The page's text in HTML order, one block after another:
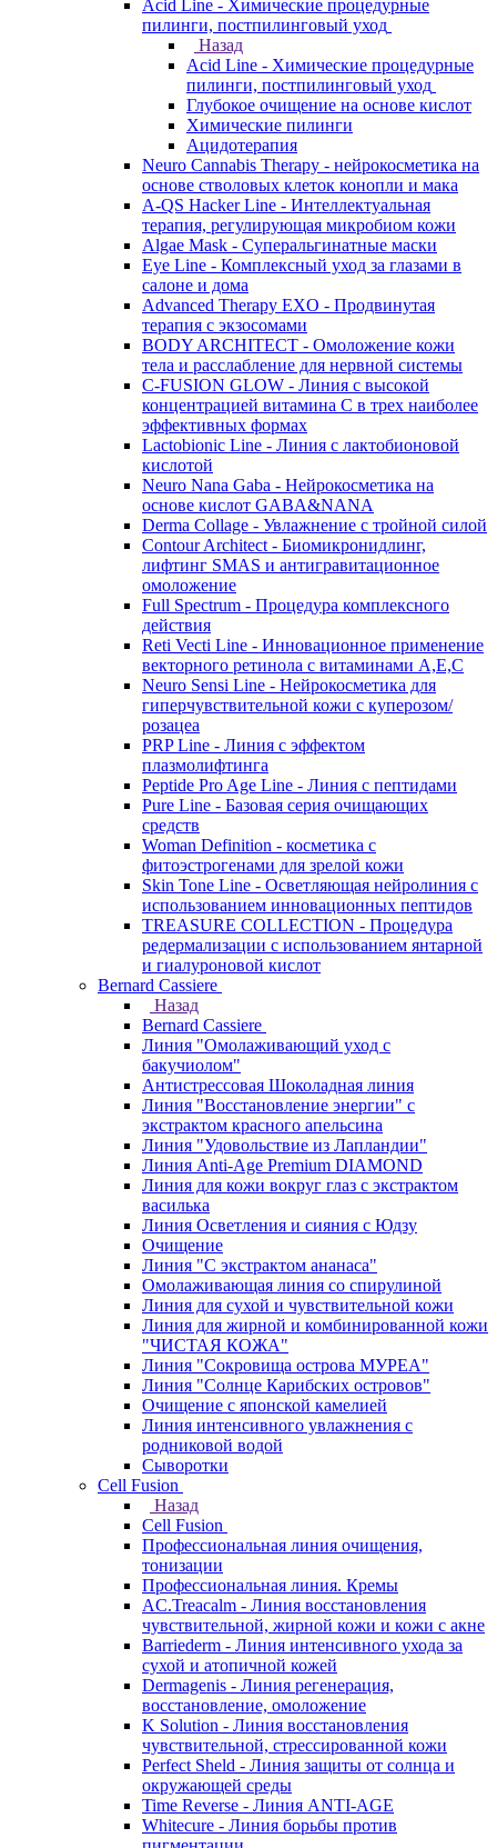
Acid Line - Химические процедурные
пилинги, постпилинговый уход
Назад
Acid Line - Химические процедурные
пилинги, постпилинговый уход
Глубокое очищение на основе кислот
Химические пилинги
Ацидотерапия
Neuro Cannabis Therapy - нейрокосметика на
основе стволовых клеток конопли и мака
A-QS Hacker Line - Интеллектуальная
терапия, регулирующая микробиом кожи
Algae Mask - Суперальгинатные маски
Eye Line - Комплексный уход за глазами в
салоне и дома
Advanced Therapy EXO - Продвинутая
терапия с экзосомами
BODY ARCHITECT - Омоложение кожи
тела и расслабление для нервной системы
C-FUSION GLOW - Линия с высокой
концентрацией витамина C в трех наиболее
эффективных формах
Lactobionic Line - Линия с лактобионовой
кислотой
Neuro Nana Gaba - Нейрокосметика на
основе кислот GABA&NANA
Derma Collage - Увлажнение с тройной силой
Contour Architect - Биомикронидлинг,
лифтинг SMAS и антигравитационное
омоложение
Full Spectrum - Процедура комплексного
действия
Reti Vecti Line - Инновационное применение
векторного ретинола с витаминами A,Е,С
Neuro Sensi Line - Нейрокосметика для
гиперчувствительной кожи с куперозом/
розацеа
PRP Line - Линия с эффектом
плазмолифтинга
Peptide Pro Age Line - Линия с пептидами
Pure Line - Базовая серия очищающих
средств
Woman Definition - косметика с
фитоэстрогенами для зрелой кожи
Skin Tone Line - Осветляющая нейролиния с
использованием инновационных пептидов
TREASURE COLLECTION - Процедура
редермализации с использованием янтарной
и гиалуроновой кислот
Bernard Cassiere
Назад
Bernard Cassiere
Линия "Омолаживающий уход с
бакучиолом"
Антистрессовая Шоколадная линия
Линия "Восстановление энергии" с
экстрактом красного апельсина
Линия "Удовольствие из Лапландии"
Линия Anti-Age Premium DIAMOND
Линия для кожи вокруг глаз с экстрактом
василька
Линия Осветления и сияния с Юдзу
Очищение
Линия "С экстрактом ананаса"
Омолаживающая линия со спирулиной
Линия для сухой и чувствительной кожи
Линия для жирной и комбинированной кожи
"ЧИСТАЯ КОЖА"
Линия "Сокровища острова МУРЕА"
Линия "Солнце Карибских островов"
Очищение с японской камелией
Линия интенсивного увлажнения с
родниковой водой
Сыворотки
Cell Fusion
Назад
Cell Fusion
Профессиональная линия очищения,
тонизации
Профессиональная линия. Кремы
AC.Treacalm - Линия восстановления
чувствительной, жирной кожи и кожи с акне
Barriederm - Линия интенсивного ухода за
сухой и атопичной кожей
Dermagenis - Линия регенерация,
восстановление, омоложение
K Solution - Линия восстановления
чувствительной, стрессированной кожи
Perfect Sheld - Линия защиты от солнца и
окружающей среды
Time Reverse - Линия ANTI-AGE
Whitecure - Линия борьбы против